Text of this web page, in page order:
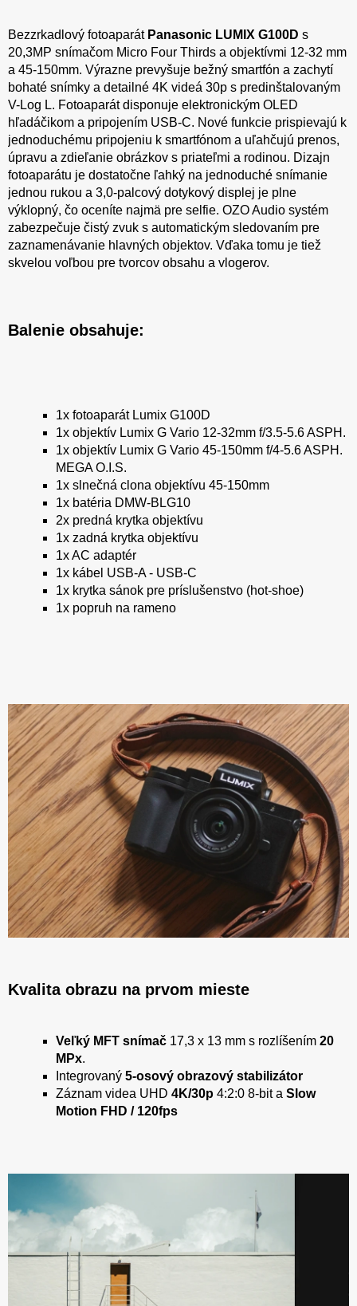
Bezzrkadlový fotoaparát Panasonic LUMIX G100D s
20,3MP snímačom Micro Four Thirds a objektívmi 12-32 mm
a 45-150mm. Výrazne prevyšuje bežný smartfón a zachytí
bohaté snímky a detailné 4K videá 30p s predinštalovaným
V-Log L. Fotoaparát disponuje elektronickým OLED
hľadáčikom a pripojením USB-C. Nové funkcie prispievajú k
jednoduchému pripojeniu k smartfónom a uľahčujú prenos,
úpravu a zdieľanie obrázkov s priateľmi a rodinou. Dizajn
fotoaparátu je dostatočne ľahký na jednoduché snímanie
jednou rukou a 3,0-palcový dotykový displej je plne
výklopný, čo oceníte najmä pre selfie. OZO Audio systém
zabezpečuje čistý zvuk s automatickým sledovaním pre
zaznamenávanie hlavných objektov. Vďaka tomu je tiež
skvelou voľbou pre tvorcov obsahu a vlogerov.
Balenie obsahuje:
1x fotoaparát Lumix G100D
1x objektív Lumix G Vario 12-32mm f/3.5-5.6 ASPH.
1x objektív Lumix G Vario 45-150mm f/4-5.6 ASPH.
MEGA O.I.S.
1x slnečná clona objektívu 45-150mm
1x batéria DMW-BLG10
2x predná krytka objektívu
1x zadná krytka objektívu
1x AC adaptér
1x kábel USB-A - USB-C
1x krytka sánok pre príslušenstvo (hot-shoe)
1x popruh na rameno
Kvalita obrazu na prvom mieste
Veľký MFT snímač 17,3 x 13 mm s rozlíšením 20
MPx.
Integrovaný 5-osový obrazový stabilizátor
Záznam videa UHD 4K/30p 4:2:0 8-bit a Slow
Motion FHD / 120fps